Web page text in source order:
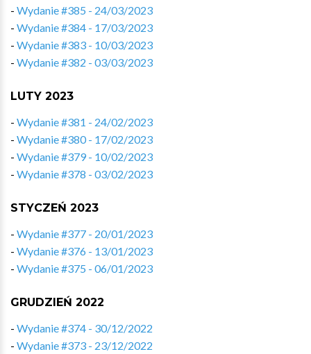
- Wydanie #385 - 24/03/2023
- Wydanie #384 - 17/03/2023
- Wydanie #383 - 10/03/2023
- Wydanie #382 - 03/03/2023
LUTY 2023
- Wydanie #381 - 24/02/2023
- Wydanie #380 - 17/02/2023
- Wydanie #379 - 10/02/2023
- Wydanie #378 - 03/02/2023
STYCZEŃ 2023
- Wydanie #377 - 20/01/2023
- Wydanie #376 - 13/01/2023
- Wydanie #375 - 06/01/2023
GRUDZIEŃ 2022
- Wydanie #374 - 30/12/2022
- Wydanie #373 - 23/12/2022